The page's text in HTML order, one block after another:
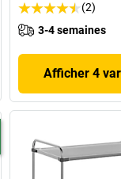
(2)
3-4 semaines
Afficher 4